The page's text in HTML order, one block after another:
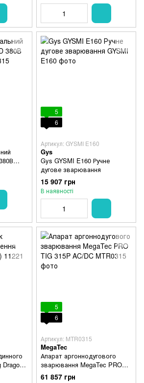
5
6
Артикул: GYSMI E160
Gys
Gys GYSMI E160 Ручне
дугове зварювання
15 907 грн
В наявності
5
6
Артикул: MTR0315
MegaTec
Апарат аргоннодугового
зварювання MegaTec PRO
TIG 315P AC/DC
61 857 грн